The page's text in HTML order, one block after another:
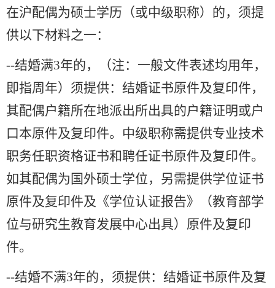
在沪配偶为硕士学历（或中级职称）的，须提
供以下材料之一：
--结婚满3年的，（注：一般文件表述均用年，
即指周年）须提供：结婚证书原件及复印件，
其配偶户籍所在地派出所出具的户籍证明或户
口本原件及复印件。中级职称需提供专业技术
职务任职资格证书和聘任证书原件及复印件。
如其配偶为国外硕士学位，另需提供学位证书
原件及复印件及《学位认证报告》（教育部学
位与研究生教育发展中心出具）原件及复印
件。
--结婚不满3年的，须提供：结婚证书原件及复